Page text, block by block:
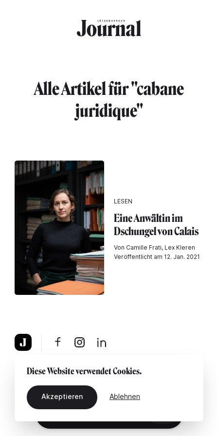
Alle Artikel für "cabane
juridique"
LESEN
Eine Anwältin im
Dschungel von Calais
Von Camille Frati, Lex Kleren
Veröffentlicht am 12. Jan. 2021
Über uns Rechtshinweis Kontaktiere uns
Diese Website verwendet Cookies.
Akzeptieren Ablehnen